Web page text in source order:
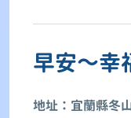
早安～幸
地址：宜蘭縣冬